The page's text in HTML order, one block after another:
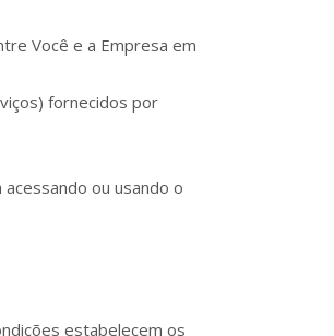
Você e a Empresa em
fornecidos por
ou usando o
estabelecem os